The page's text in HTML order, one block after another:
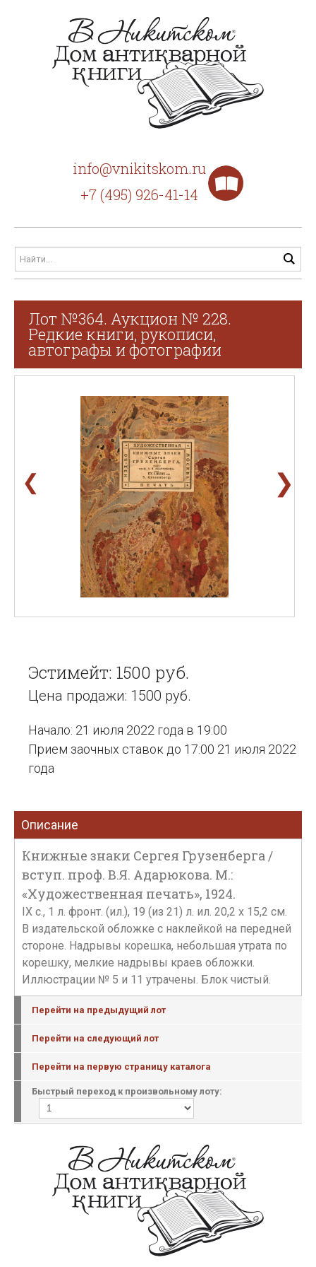
info@vnikitskom.ru
+7 (495) 926-41-14
Лот №364. Аукцион № 228.
Редкие книги, рукописи,
автографы и фотографии
❮ ❯
Эстимейт: 1500 руб.
Цена продажи: 1500 руб.
Начало: 21 июля 2022 года в 19:00
Прием заочных ставок до 17:00 21 июля 2022
года
Описание
Книжные знаки Сергея Грузенберга /
вступ. проф. В.Я. Адарюкова. М.:
«Художественная печать», 1924.
IX с., 1 л. фронт. (ил.), 19 (из 21) л. ил. 20,2 х 15,2 см.
В издательской обложке с наклейкой на передней
стороне. Надрывы корешка, небольшая утрата по
корешку, мелкие надрывы краев обложки.
Иллюстрации № 5 и 11 утрачены. Блок чистый.
Перейти на предыдущий лот
Перейти на следующий лот
Перейти на первую страницу каталога
Быстрый переход к произвольному лоту: